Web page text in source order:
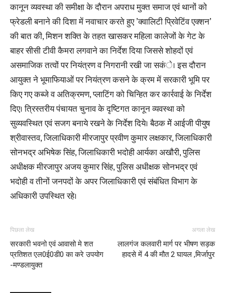
कानून व्यवस्था की समीक्षा के दौरान अपराध मुक्त समाज एवं थानों को
फ्रेडली बनाने की दिशा में नवाचार करते हुए ’क्वालिटी प्रिवेटिंव एक्शन’
की बात की, मिशन शक्ति के तहत खासकर महिला कालेजों के गेट के
बाहर सीसी टीवी कैमरा लगवाने का निर्देश दिया जिससे शोहदों एवं
असमाजिक तत्वों पर नियंत्रण व निगरानी रखी जा सकंे। इस दौरान
आयुक्त ने भूमाफियाओं पर नियंत्रण कसने के क्रम में सरकारी भूमि पर
किए गए कब्जे व अतिक्रमण, प्लाटिंग को चिन्हित कर कार्रवाई के निर्देश
दिए। त्रिस्तरीय पंचायत चुनाव के दृष्टिगत कानून व्यवस्था को
सुव्यवस्थित एवं सजग बनाये रखने के निर्देश दिये। बैठक मेें आईजी पीयुष
श्रीवास्तव, जिलाधिकारी मीरजापुर प्रवीण कुमार लक्षकार, जिलाधिकारी
सोनभद्र अभिषेक सिंह, जिलाधिकारी भदोही आर्यका अखौरी, पुलिस
अधीक्षक मीरजापुर अजय कुमार सिंह, पुलिस अधीक्षक सोनभद्र एवं
भदोही व तीनों जनपदों के अपर जिलाधिकारी एवं संबंधित विभाग के
अधिकारी उपस्थित रहे।
पिछला लेख
सरकारी भवनो एवं आवासो मे शत
प्रतिशत एल0ई0डी0 का करे उपयोग
-मण्डलायुक्त
अगला लेख
लालगंज कलवारी मार्ग पर भीषण सड़क
हादसे में 4 की मौत 2 घायल ,मिर्जापुर